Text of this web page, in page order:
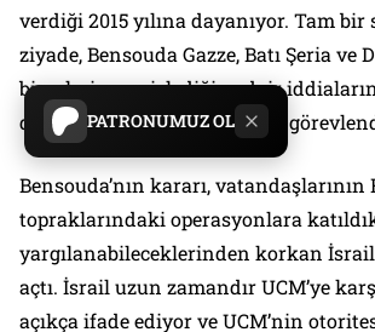
PATRONUMUZ OL
verdiği 2015 yılına dayanıyor. Tam
ziyade, Bensouda Gazze, Batı Şeria ve
bireylerin suç işlediğine dair
değerlendirmesini yapmakla
Bensouda’nın kararı,
topraklarındaki operasyonlara
yargılanabileceklerinden korkan
açtı. İsrail uzun zamandır UCM’ye
açıkça ifade ediyor ve UCM’nin